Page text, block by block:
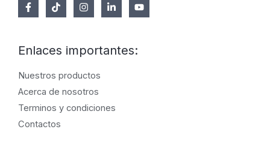
Enlaces importantes:
Nuestros productos
Acerca de nosotros
Terminos y condiciones
Contactos